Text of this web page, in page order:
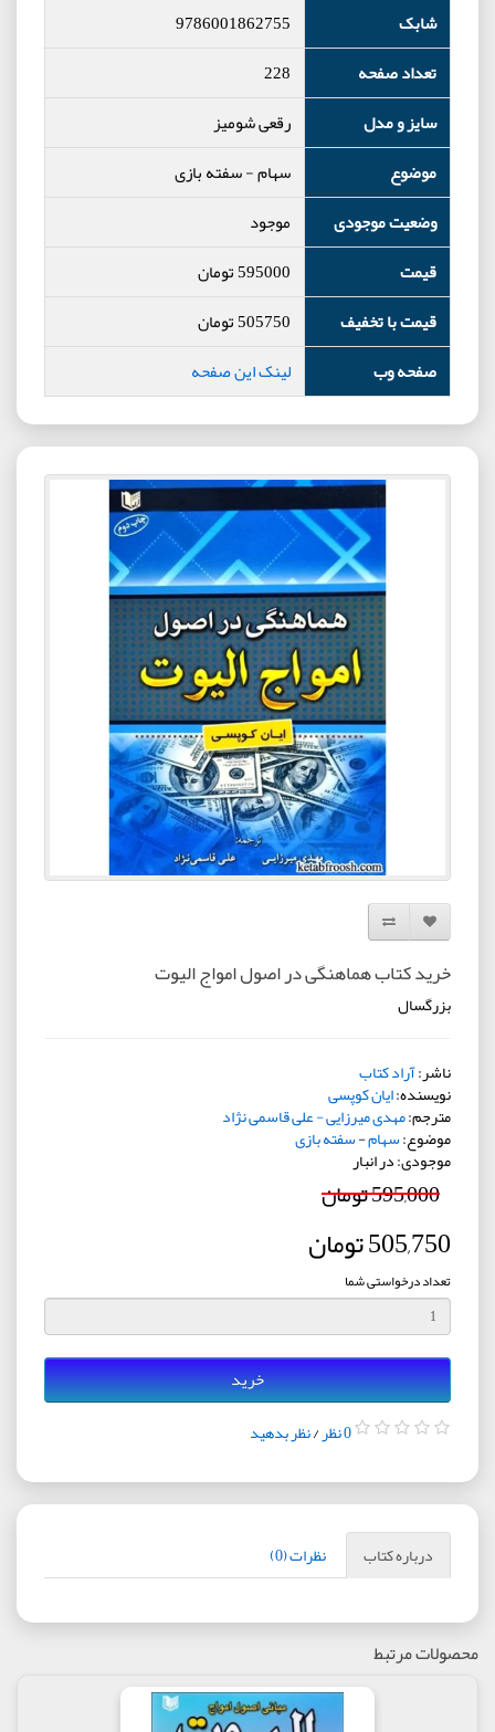
شابک
9786001862755
تعداد صفحه
228
سایز و مدل
رقعی شومیز
موضوع
سهام-سفته بازی
وضعیت موجودی
موجود
قیمت
595000تومان
قیمت با تخفیف
505750تومان
صفحه وب
لینک این صفحه
افزودن به لیست دلخواه
مقایسه این محصول
خرید کتاب هماهنگی در اصول امواج الیوت
بزرگسال
ناشر:آراد کتاب
نویسنده:ایان کوپسی
مترجم:مهدی میرزایی - علی قاسمی نژاد
موضوع:سهام-سفته بازی
موجودی: در انبار
595,000 تومان
505,750 تومان
تعداد درخواستی شما
خرید
0 نظر /نظر بدهید
درباره کتاب نظرات (0)
محصولات مرتبط